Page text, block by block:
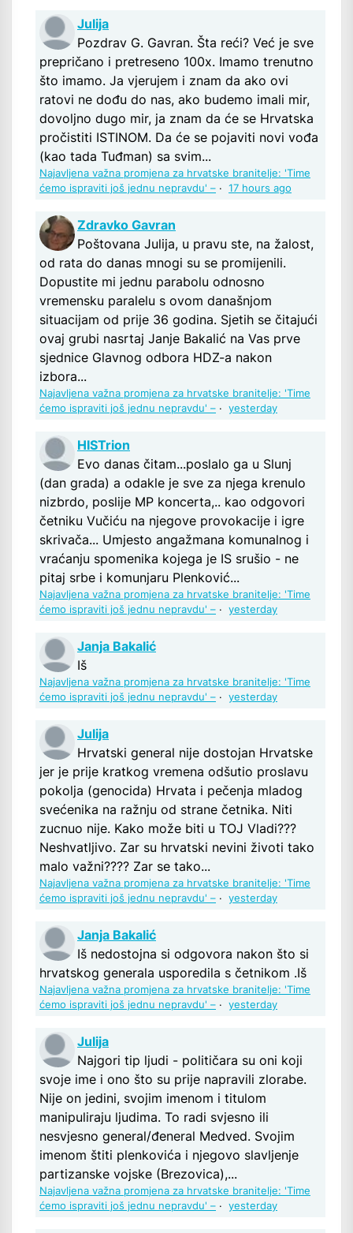
Julija
Pozdrav G. Gavran. Šta reći? Već je sve
prepričano i pretreseno 100x. Imamo trenutno
što imamo. Ja vjerujem i znam da ako ovi
ratovi ne dođu do nas, ako budemo imali mir,
dovoljno dugo mir, ja znam da će se Hrvatska
pročistiti ISTINOM. Da će se pojaviti novi vođa
(kao tada Tuđman) sa svim...
Najavljena važna promjena za hrvatske branitelje: 'Time
ćemo ispraviti još jednu nepravdu' – · 17 hours ago
Zdravko Gavran
Poštovana Julija, u pravu ste, na žalost,
od rata do danas mnogi su se promijenili.
Dopustite mi jednu parabolu odnosno
vremensku paralelu s ovom današnjom
situacijam od prije 36 godina. Sjetih se čitajući
ovaj grubi nasrtaj Janje Bakalić na Vas prve
sjednice Glavnog odbora HDZ-a nakon
izbora...
Najavljena važna promjena za hrvatske branitelje: 'Time
ćemo ispraviti još jednu nepravdu' – · yesterday
HISTrion
Evo danas čitam...poslalo ga u Slunj
(dan grada) a odakle je sve za njega krenulo
nizbrdo, poslije MP koncerta,.. kao odgovori
četniku Vučiću na njegove provokacije i igre
skrivača... Umjesto angažmana komunalnog i
vraćanju spomenika kojega je IS srušio - ne
pitaj srbe i komunjaru Plenković...
Najavljena važna promjena za hrvatske branitelje: 'Time
ćemo ispraviti još jednu nepravdu' – · yesterday
Janja Bakalić
Iš
Najavljena važna promjena za hrvatske branitelje: 'Time
ćemo ispraviti još jednu nepravdu' – · yesterday
Julija
Hrvatski general nije dostojan Hrvatske
jer je prije kratkog vremena odšutio proslavu
pokolja (genocida) Hrvata i pečenja mladog
svećenika na ražnju od strane četnika. Niti
zucnuo nije. Kako može biti u TOJ Vladi???
Neshvatljivo. Zar su hrvatski nevini životi tako
malo važni???? Zar se tako...
Najavljena važna promjena za hrvatske branitelje: 'Time
ćemo ispraviti još jednu nepravdu' – · yesterday
Janja Bakalić
Iš nedostojna si odgovora nakon što si
hrvatskog generala usporedila s četnikom .Iš
Najavljena važna promjena za hrvatske branitelje: 'Time
ćemo ispraviti još jednu nepravdu' – · yesterday
Julija
Najgori tip ljudi - političara su oni koji
svoje ime i ono što su prije napravili zlorabe.
Nije on jedini, svojim imenom i titulom
manipuliraju ljudima. To radi svjesno ili
nesvjesno general/đeneral Medved. Svojim
imenom štiti plenkovića i njegovo slavljenje
partizanske vojske (Brezovica),...
Najavljena važna promjena za hrvatske branitelje: 'Time
ćemo ispraviti još jednu nepravdu' – · yesterday